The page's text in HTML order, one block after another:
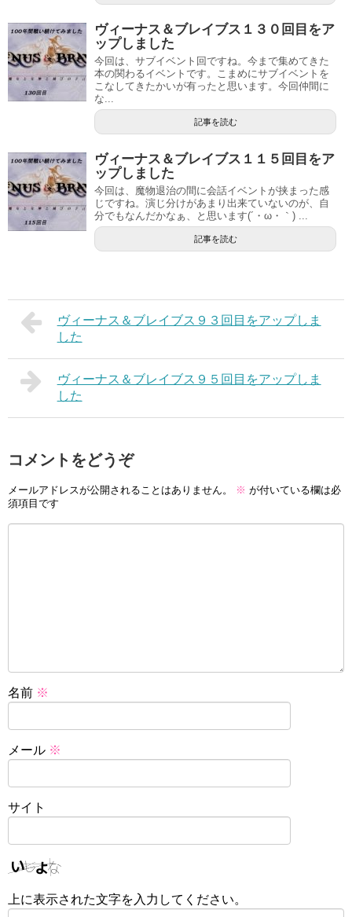
ヴィーナス＆ブレイブス１３０回目をア
ップしました
今回は、サブイベント回ですね。今まで集めてきた
本の関わるイベントです。こまめにサブイベントを
こなしてきたかいが有ったと思います。今回仲間に
な...
記事を読む
ヴィーナス＆ブレイブス１１５回目をア
ップしました
今回は、魔物退治の間に会話イベントが挟まった感
じですね。演じ分けがあまり出来ていないのが、自
分でもなんだかなぁ、と思います(´・ω・｀) ...
記事を読む
ヴィーナス＆ブレイブス９３回目をアップしま
した
ヴィーナス＆ブレイブス９５回目をアップしま
した
コメントをどうぞ
メールアドレスが公開されることはありません。 ※ が付いている欄は必
須項目です
名前 ※
メール ※
サイト
上に表示された文字を入力してください。